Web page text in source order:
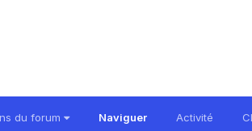
du forum Naviguer Activité